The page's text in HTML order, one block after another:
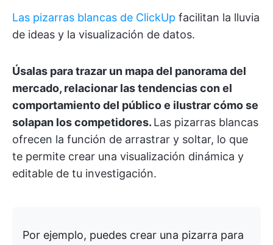
Las pizarras blancas de ClickUp facilitan la lluvia
de ideas y la visualización de datos.
Úsalas para trazar un mapa del panorama del
mercado, relacionar las tendencias con el
comportamiento del público e ilustrar cómo se
solapan los competidores. Las pizarras blancas
ofrecen la función de arrastrar y soltar, lo que
te permite crear una visualización dinámica y
editable de tu investigación.
Por ejemplo, puedes crear una pizarra para